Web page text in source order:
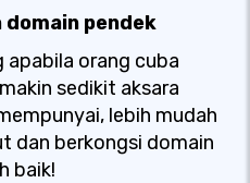
domain pendek
orang cuba
sedikit aksara
lebih mudah
dan berkongsi domain
baik!